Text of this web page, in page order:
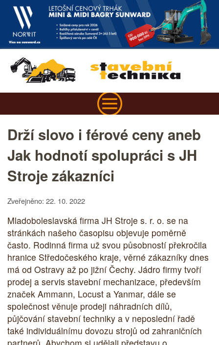
Drží slovo i férové ceny aneb
Jak hodnotí spolupráci s JH
Stroje zákazníci
Zveřejněno: 22. 10. 2022
Mladoboleslavská firma JH Stroje s. r. o. se na
stránkách našeho časopisu objevuje poměrně
často. Rodinná firma už svou působností překročila
hranice Středočeského kraje, věrné zákazníky dnes
má od Ostravy až po jižní Čechy. Jádro firmy tvoří
prodej a servis stavební mechanizace, především
značek Ammann, Locust a Yanmar, dále se
společnost věnuje prodeji náhradních dílů,
půjčování stavební techniky a v neposlední řadě
také individuálnímu dovozu strojů od zahraničních